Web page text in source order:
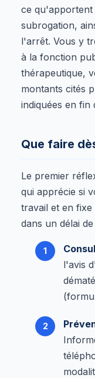
ce qu'apportent
subrogation,
l'arrêt. Vous y
à la fonction
thérapeutique,
montants cités
indiquées en fin
Que faire
Le premier
qui apprécie si
travail et en fixe
dans un délai de
l'avis